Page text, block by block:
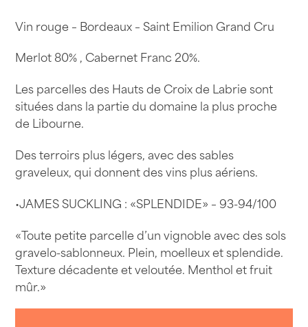
Vin rouge – Bordeaux – Saint Emilion Grand Cru
Merlot 80% , Cabernet Franc 20%.
Les parcelles des Hauts de Croix de Labrie sont
situées dans la partie du domaine la plus proche
de Libourne.
Des terroirs plus légers, avec des sables
graveleux, qui donnent des vins plus aériens.
•JAMES SUCKLING : «SPLENDIDE» – 93-94/100
«Toute petite parcelle d’un vignoble avec des sols
gravelo-sablonneux. Plein, moelleux et splendide.
Texture décadente et veloutée. Menthol et fruit
mûr.»